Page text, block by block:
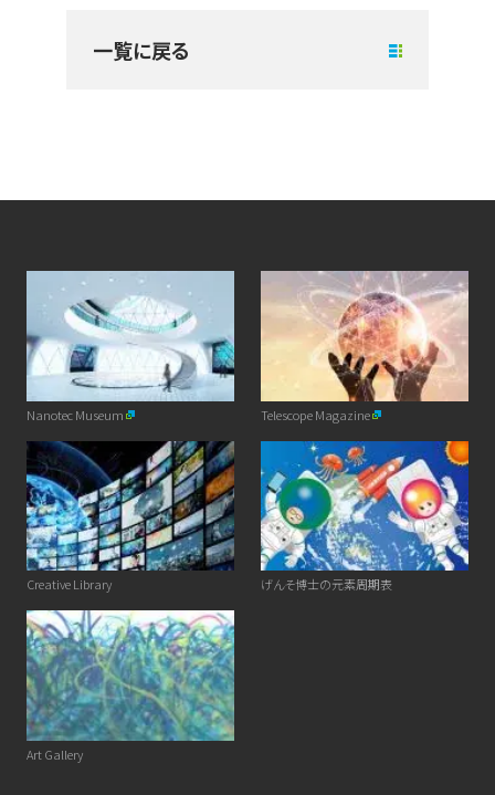
一覧に戻る
Nanotec Museum Telescope Magazine
Creative Library げんそ博士の元素周期表
Art Gallery